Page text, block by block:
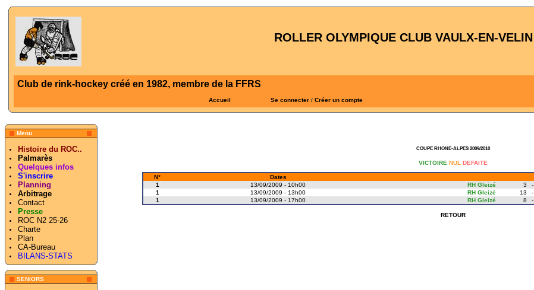
ROLLER OLYMPIQUE CLUB VAULX-EN-VELIN
Club de rink-hockey créé en 1982, membre de la FFRS
Accueil Se connecter/ Créer un compte
Menu
Histoire du ROC..
Palmarès
Quelques infos
S'inscrire
Planning
Arbitrage
Contact
Presse
ROC N2 25-26
Charte
Plan
CA-Bureau
BILANS-STATS
SENIORS
COUPE RHONE-ALPES 2009/2010
VICTOIRE NUL DEFAITE
N°
Dates
1
13/09/2009 - 10h00 RH Gleizé 3 -
1
13/09/2009 - 13h00 RH Gleizé 13 -
1
13/09/2009 - 17h00 RH Gleizé 8 -
RETOUR